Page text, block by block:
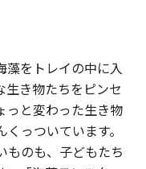
藻をトレイの中に入
生き物たちをピンセ
っと変わった生き物
っついています。
ものも、子どもたち